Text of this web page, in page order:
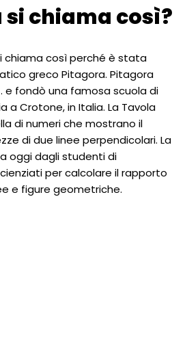
chiama così?
chiama così perché è stata
greco Pitagora. Pitagora
e fondò una famosa scuola di
Crotone, in Italia. La Tavola
di numeri che mostrano il
di due linee perpendicolari. La
oggi dagli studenti di
per calcolare il rapporto
e figure geometriche.